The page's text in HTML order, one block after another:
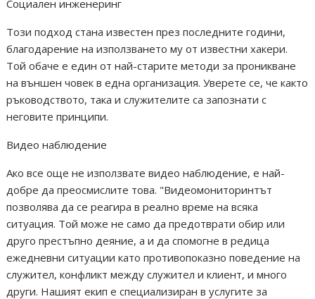
Социален инженеринг
Този подход стана известен през последните години,
благодарение на използването му от известни хакери.
Той обаче е един от най-старите методи за проникване
на външен човек в една организация. Уверете се, че както
ръководството, така и служителите са запознати с
неговите принципи.
Видео наблюдение
Ако все още не използвате видео наблюдение, е най-
добре да преосмислите това. "Видеомониторинтът
позволява да се реагира в реално време на всяка
ситуация. Той може не само да предотврати обир или
друго престъпно деяние, а и да спомогне в редица
ежедневни ситуации като противопоказно поведение на
служител, конфликт между служител и клиент, и много
други. Нашият екип е специализиран в услугите за